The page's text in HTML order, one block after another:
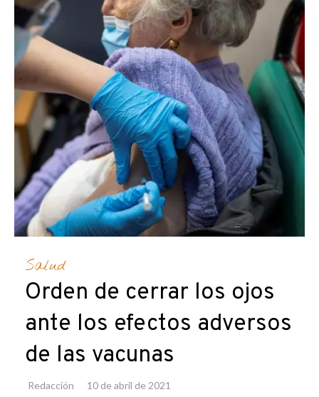
Salud
Orden de cerrar los ojos
ante los efectos adversos
de las vacunas
Redacción 10 de abril de 2021